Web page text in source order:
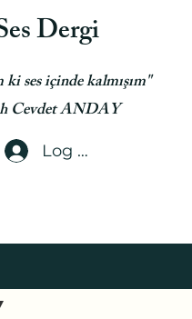
Dergi
ki ses içinde kalmışım"
Cevdet ANDAY
Log In